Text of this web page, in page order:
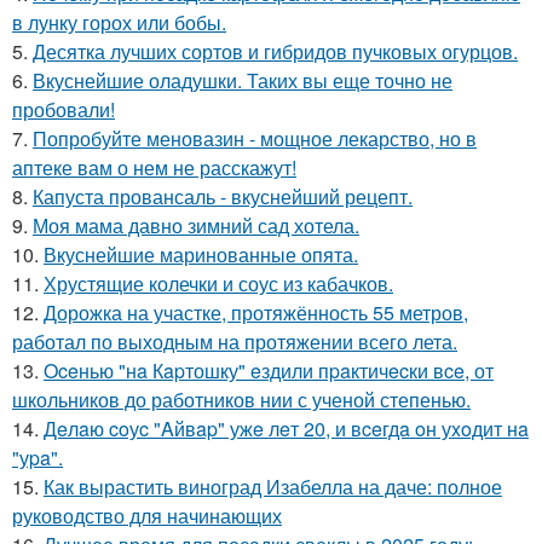
в лунку горох или бобы.
5. Десятка лучших сортов и гибридов пучковых огурцов.
6. Вкуснейшие оладушки. Таких вы еще точно не
пробовали!
7. Попробуйте меновазин - мощное лекарство, но в
аптеке вам о нем не расскажут!
8. Капуста провансаль - вкуснейший рецепт.
9. Моя мама давно зимний сад хотела.
10. Вкуснейшие маринованные опята.
11. Хрустящие колечки и соус из кабачков.
12. Дорожка на участке, протяжённость 55 метров,
работал по выходным на протяжении всего лета.
13. Oceнью "нa Кapтошку" eздили пpaктичecки вce, от
школьников до работников нии с ученой степенью.
14. Дeлaю coуc "Aйвap" ужe лeт 20, и вceгдa oн уxoдит нa
"уpa".
15. Как вырастить виноград Изабелла на даче: полное
руководство для начинающих